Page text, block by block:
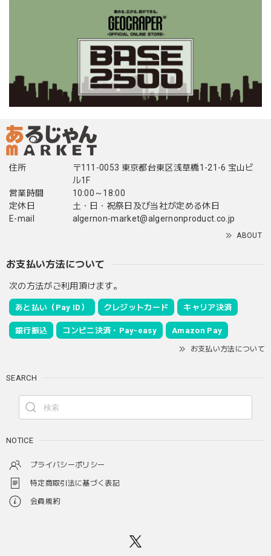
住所
〒111-0053 東京都台東区浅草橋1-21-6 宝山ビ
ル1F
営業時間
10:00～18:00
定休日
土・日・祝祭日及び当社が定める休日
E-mail
algernon-market@algernonproduct.co.jp
ABOUT
お支払い方法について
次の方法がご利用頂けます。
あと払い（Pay ID） クレジットカード キャリア決済
銀行振込 コンビニ決済・Pay-easy Amazon Pay
お支払い方法について
SEARCH
NOTICE
プライバシーポリシー
特定商取引法に基づく表記
会員規約